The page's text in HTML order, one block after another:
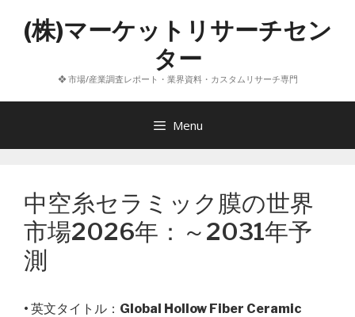
へ
(株)マーケットリサーチセン
ター
❖ 市場/産業調査レポート・業界資料・カスタムリサーチ専門
Menu
中空糸セラミック膜の世界
市場2026年：～2031年予
測
• 英文タイトル： Global Hollow Fiber Ceramic